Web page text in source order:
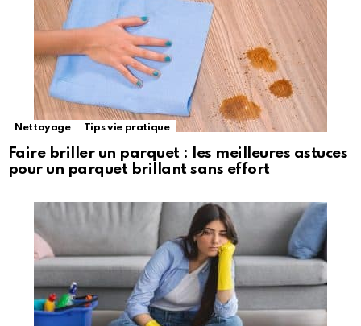
Nettoyage Tips vie pratique
Faire briller un parquet : les meilleures astuces
pour un parquet brillant sans effort